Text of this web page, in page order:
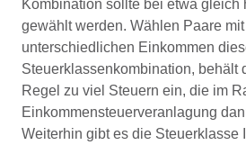
Kombination sollte bei etwa gleich
gewählt werden. Wählen Paare
unterschiedlichen Einkommen
Steuerklassenkombination, behält
Regel zu viel Steuern ein, die im
Einkommensteuerveranlagung
Weiterhin gibt es die Steuerklasse